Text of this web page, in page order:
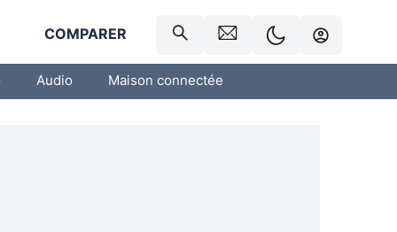
COMPARER
Audio Maison connectée